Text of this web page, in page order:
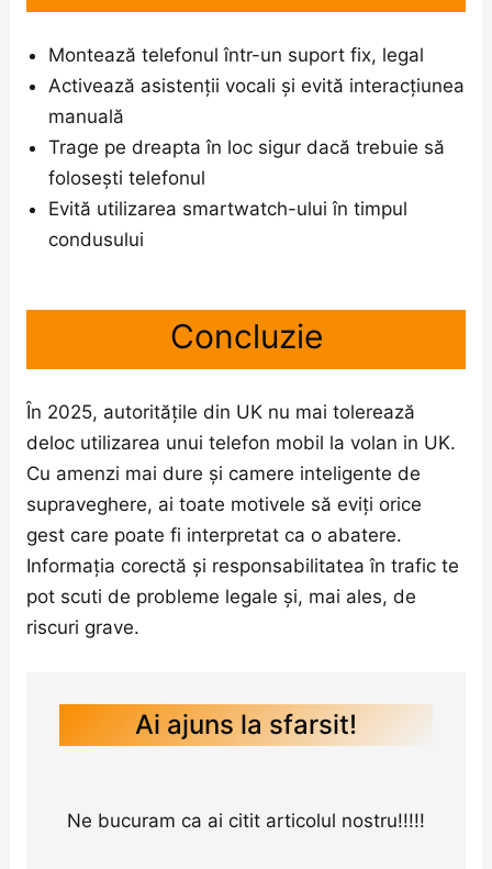
Montează telefonul într-un suport fix, legal
Activează asistenții vocali și evită interacțiunea
manuală
Trage pe dreapta în loc sigur dacă trebuie să
folosești telefonul
Evită utilizarea smartwatch-ului în timpul
condusului
Concluzie
În 2025, autoritățile din UK nu mai tolerează
deloc utilizarea unui telefon mobil la volan in UK.
Cu amenzi mai dure și camere inteligente de
supraveghere, ai toate motivele să eviți orice
gest care poate fi interpretat ca o abatere.
Informația corectă și responsabilitatea în trafic te
pot scuti de probleme legale și, mai ales, de
riscuri grave.
Ai ajuns la sfarsit!
Ne bucuram ca ai citit articolul nostru!!!!!